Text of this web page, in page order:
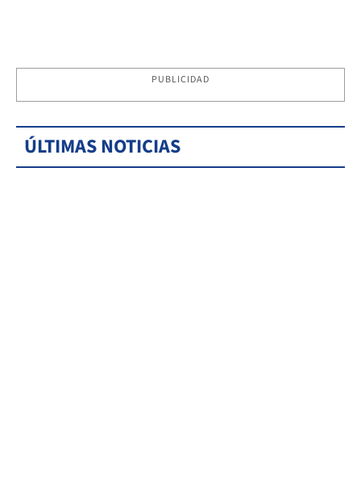
PUBLICIDAD
ÚLTIMAS NOTICIAS